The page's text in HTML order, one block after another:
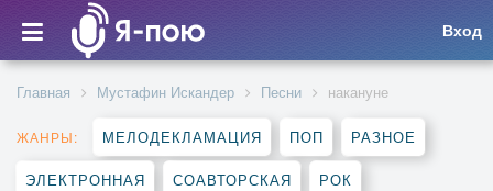
Вход
Главная Мустафин Искандер Песни накануне
ЖАНРЫ: МЕЛОДЕКЛАМАЦИЯ ПОП РАЗНОЕ
ЭЛЕКТРОННАЯ СОАВТОРСКАЯ РОК